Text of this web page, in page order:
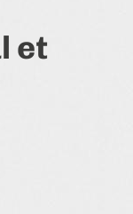
et